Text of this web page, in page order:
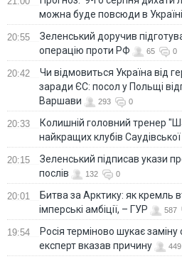
можна буде повсюди в Україні
20:55
Зеленський доручив
операцію проти РФ
65 0
20:42
Чи відмовиться Україна від
заради ЄС: посол у Польщі
Варшави
293 0
20:33
Колишній головний тренер
найкращих клубів Саудівської
20:15
Зеленський підписав укази
послів
132 0
20:01
Битва за Арктику: як кремль
імперські амбіції, – ГУР
587
19:54
Росія терміново шукає
експерт вказав причину
449